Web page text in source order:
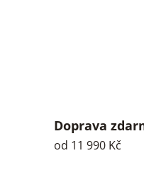
Doprava
od 11 990 Kč